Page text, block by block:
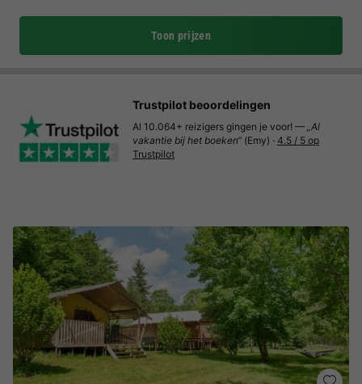
Toon prijzen
Trustpilot beoordelingen
Al 10.064+ reizigers gingen je voor! — „Al
vakantie bij het boeken“ (Emy) · 4.5 / 5 op
Trustpilot